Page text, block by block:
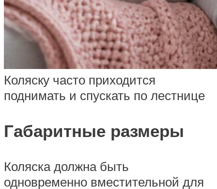
Коляску часто приходится
поднимать и спускать по лестнице
Габаритные размеры
Коляска должна быть
одновременно вместительной для